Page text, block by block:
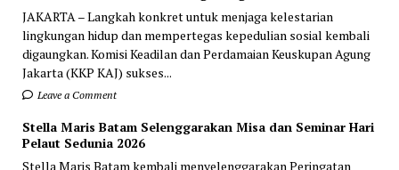
JAKARTA – Langkah konkret untuk menjaga kelestarian
lingkungan hidup dan mempertegas kepedulian sosial kembali
digaungkan. Komisi Keadilan dan Perdamaian Keuskupan Agung
Jakarta (KKP KAJ) sukses...
Leave a Comment
Stella Maris Batam Selenggarakan Misa dan Seminar Hari
Pelaut Sedunia 2026
Stella Maris Batam kembali menyelenggarakan Peringatan